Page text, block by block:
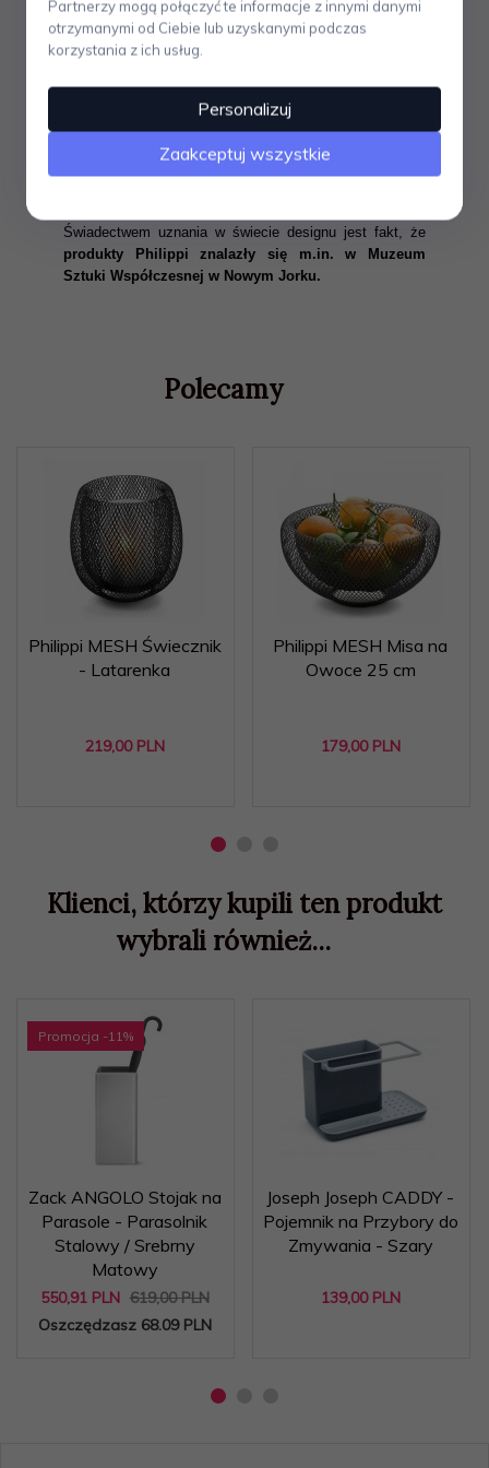
były liczne podróże po różnych zakątpach świata.
Czerpał z nich wizje i pomysły, które później wykorzystał
w swoich projektach. Philippi to nie tylko bogata oferta
biznesowych oraz intrygujących gadżetów dla najbardziej
wymagających i poszukujących oryginalnych rozwiązań
Dla tej niemieckiej marki pracują najlepsi
którzy wykorzystując wyłącznie wysokiej
Świadectwem uznania w świecie designu jest fakt, że
produkty Philippi znalazły się m.in. w Muzeum
Sztuki Współczesnej w Nowym Jorku.
Polecamy
Philippi MESH Świecznik
- Latarenka
219,00 PLN
Philippi MESH Misa na
Owoce 25 cm
179,00 PLN
Klienci, którzy kupili ten produkt
wybrali również...
Promocja -11%
Zack ANGOLO Stojak na
Parasole - Parasolnik
Stalowy / Srebrny
Matowy
550,91 PLN 619,00 PLN
Oszczędzasz 68.09 PLN
Joseph Joseph CADDY -
Pojemnik na Przybory do
Zmywania - Szary
139,00 PLN
Partnerzy mogą połączyć te informacje z innymi danymi
otrzymanymi od Ciebie lub uzyskanymi podczas
korzystania z ich usług.
Personalizuj
Zaakceptuj wszystkie